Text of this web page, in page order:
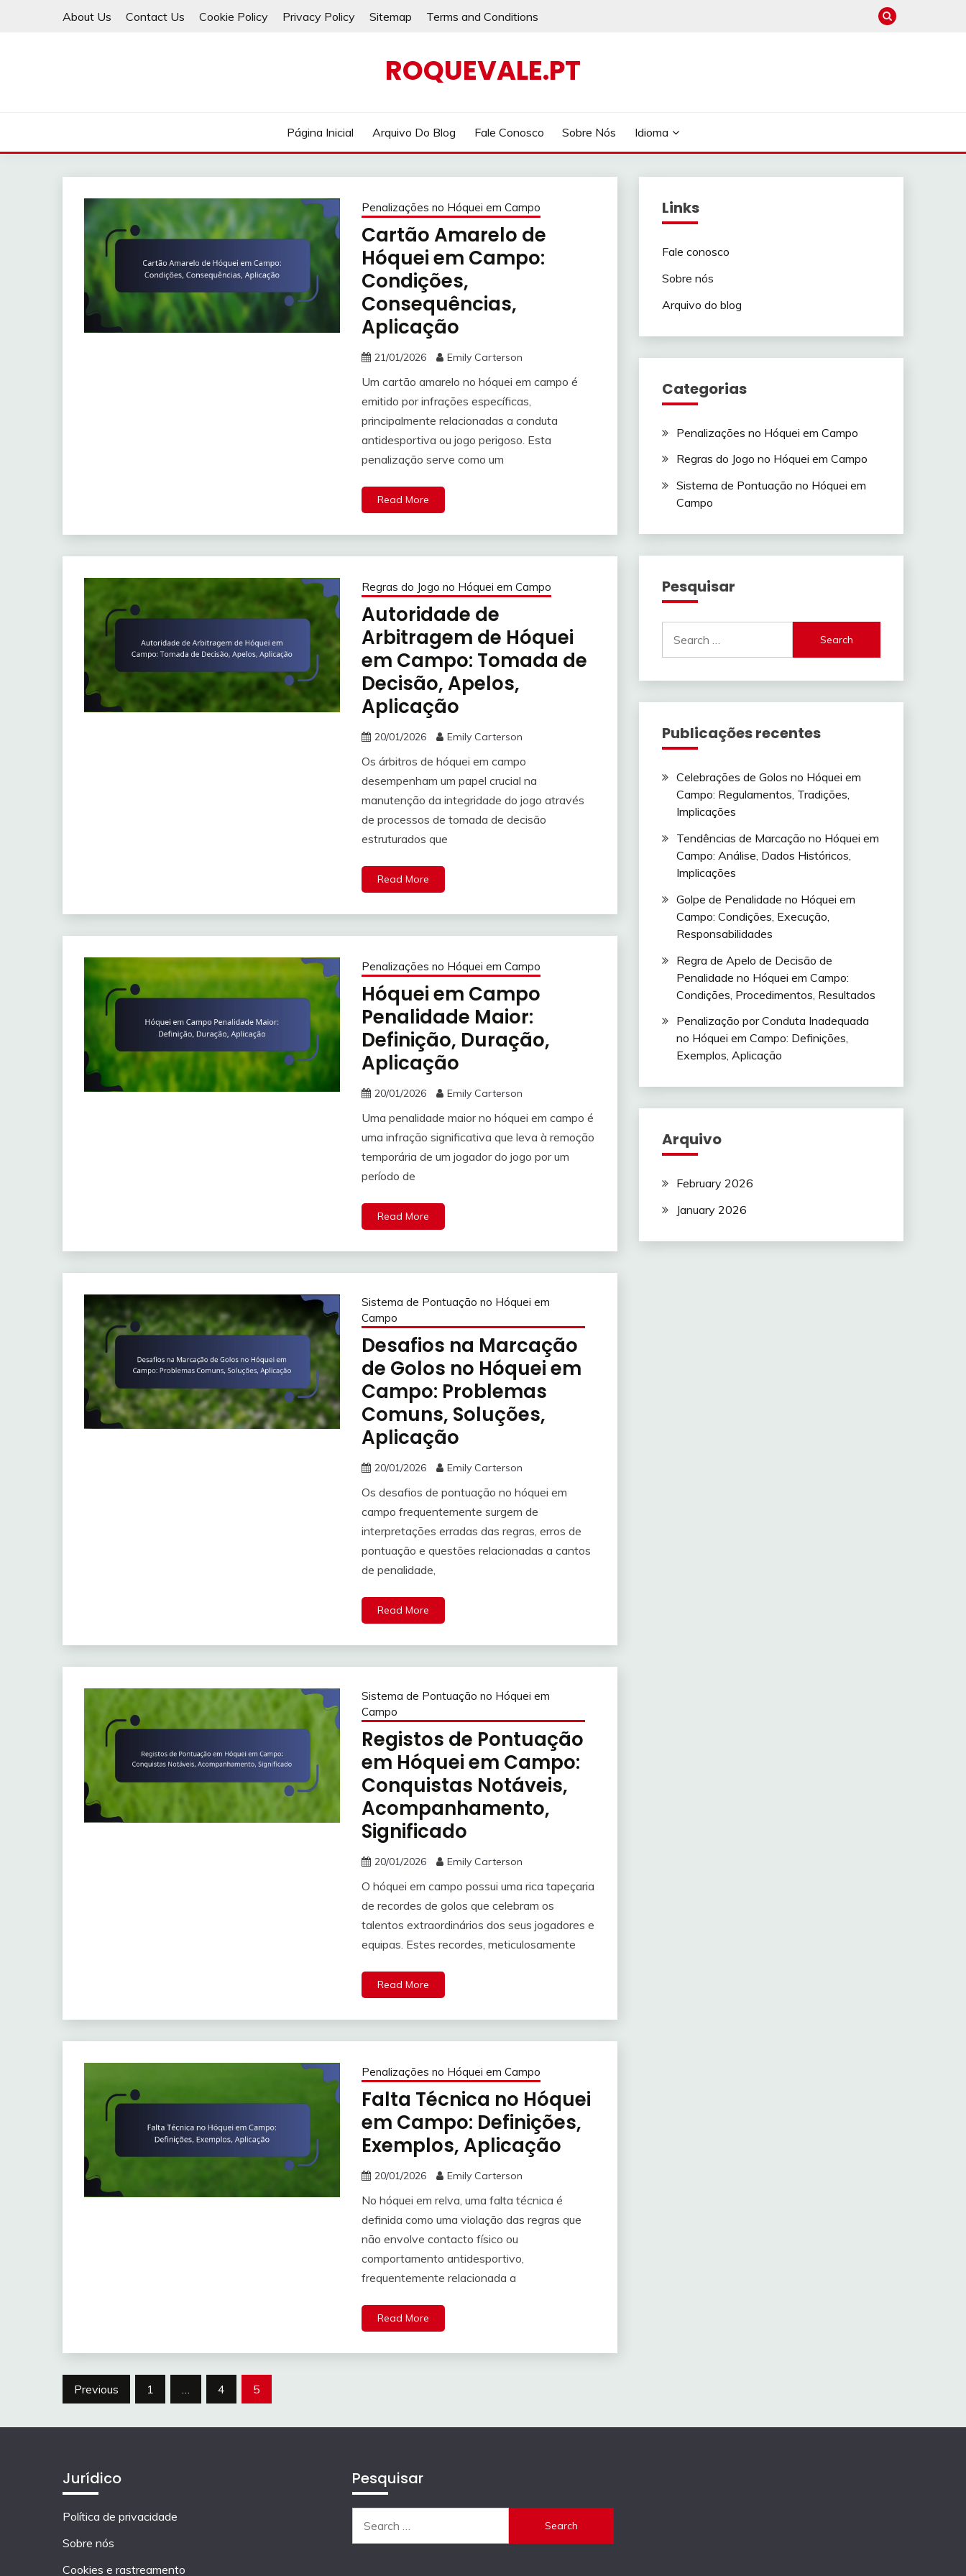
About Us Contact Us Cookie Policy Privacy Policy Sitemap Terms and Conditions
ROQUEVALE.PT
Página Inicial Arquivo Do Blog Fale Conosco Sobre Nós Idioma
Penalizações no Hóquei em Campo
Cartão Amarelo de
Hóquei em Campo:
Condições,
Consequências,
Aplicação
21/01/2026 Emily Carterson
Um cartão amarelo no hóquei em campo é
emitido por infrações específicas,
principalmente relacionadas a conduta
antidesportiva ou jogo perigoso. Esta
penalização serve como um
Read More
Regras do Jogo no Hóquei em Campo
Autoridade de
Arbitragem de Hóquei
em Campo: Tomada de
Decisão, Apelos,
Aplicação
20/01/2026 Emily Carterson
Os árbitros de hóquei em campo
desempenham um papel crucial na
manutenção da integridade do jogo através
de processos de tomada de decisão
estruturados que
Read More
Penalizações no Hóquei em Campo
Hóquei em Campo
Penalidade Maior:
Definição, Duração,
Aplicação
20/01/2026 Emily Carterson
Uma penalidade maior no hóquei em campo é
uma infração significativa que leva à remoção
temporária de um jogador do jogo por um
período de
Read More
Sistema de Pontuação no Hóquei em
Campo
Desafios na Marcação
de Golos no Hóquei em
Campo: Problemas
Comuns, Soluções,
Aplicação
20/01/2026 Emily Carterson
Os desafios de pontuação no hóquei em
campo frequentemente surgem de
interpretações erradas das regras, erros de
pontuação e questões relacionadas a cantos
de penalidade,
Read More
Sistema de Pontuação no Hóquei em
Campo
Registos de Pontuação
em Hóquei em Campo:
Conquistas Notáveis,
Acompanhamento,
Significado
20/01/2026 Emily Carterson
O hóquei em campo possui uma rica tapeçaria
de recordes de golos que celebram os
talentos extraordinários dos seus jogadores e
equipas. Estes recordes, meticulosamente
Read More
Penalizações no Hóquei em Campo
Falta Técnica no Hóquei
em Campo: Definições,
Exemplos, Aplicação
20/01/2026 Emily Carterson
No hóquei em relva, uma falta técnica é
definida como uma violação das regras que
não envolve contacto físico ou
comportamento antidesportivo,
frequentemente relacionada a
Read More
Posts
Previous 1 … 4 5
Links
Fale conosco
Sobre nós
Arquivo do blog
Categorias
Penalizações no Hóquei em Campo
Regras do Jogo no Hóquei em Campo
Sistema de Pontuação no Hóquei em
Campo
Pesquisar
for:
Publicações recentes
Celebrações de Golos no Hóquei em
Campo: Regulamentos, Tradições,
Implicações
Tendências de Marcação no Hóquei em
Campo: Análise, Dados Históricos,
Implicações
Golpe de Penalidade no Hóquei em
Campo: Condições, Execução,
Responsabilidades
Regra de Apelo de Decisão de
Penalidade no Hóquei em Campo:
Condições, Procedimentos, Resultados
Penalização por Conduta Inadequada
no Hóquei em Campo: Definições,
Exemplos, Aplicação
Arquivo
February 2026
January 2026
Jurídico
Política de privacidade
Sobre nós
Cookies e rastreamento
Pesquisar
for: